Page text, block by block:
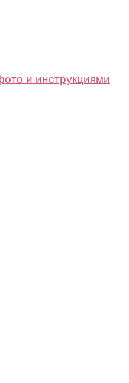
и инструкциями